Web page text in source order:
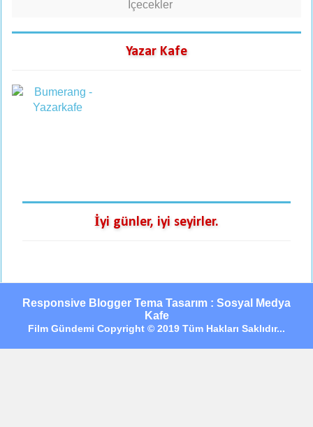
İçecekler
Yazar Kafe
İyi günler, iyi seyirler.
Responsive Blogger Tema Tasarım : Sosyal Medya
Kafe
Film Gündemi Copyright © 2019 Tüm Hakları Saklıdır...